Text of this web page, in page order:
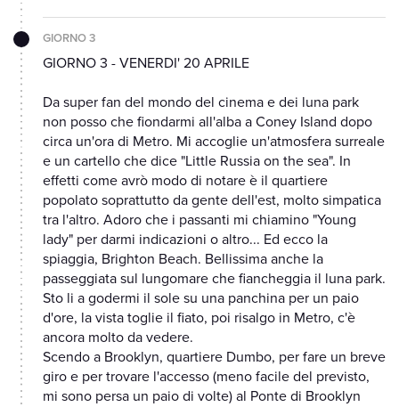
GIORNO 3
GIORNO 3 - VENERDI' 20 APRILE
Da super fan del mondo del cinema e dei luna park
non posso che fiondarmi all'alba a Coney Island dopo
circa un'ora di Metro. Mi accoglie un'atmosfera surreale
e un cartello che dice "Little Russia on the sea". In
effetti come avrò modo di notare è il quartiere
popolato soprattutto da gente dell'est, molto simpatica
tra l'altro. Adoro che i passanti mi chiamino "Young
lady" per darmi indicazioni o altro... Ed ecco la
spiaggia, Brighton Beach. Bellissima anche la
passeggiata sul lungomare che fiancheggia il luna park.
Sto li a godermi il sole su una panchina per un paio
d'ore, la vista toglie il fiato, poi risalgo in Metro, c'è
ancora molto da vedere.
Scendo a Brooklyn, quartiere Dumbo, per fare un breve
giro e per trovare l'accesso (meno facile del previsto,
mi sono persa un paio di volte) al Ponte di Brooklyn